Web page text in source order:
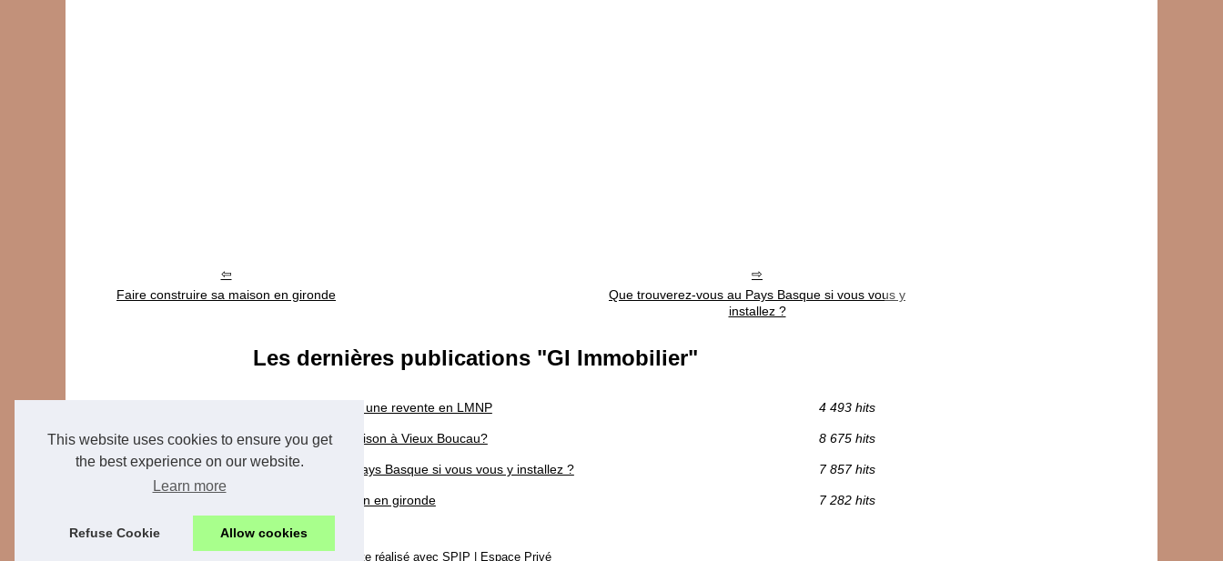
This website uses cookies to ensure you get
the best experience on our website.
Learn more
Refuse Cookie Allow cookies
Faire construire sa maison en gironde
Que trouverez-vous au Pays Basque si vous vous y
installez ?
Les dernières publications "GI Immobilier"
Nos conseils pour réussir une revente en LMNP 4 493 hits
26/9/2015 Pourquoi acheter une maison à Vieux Boucau? 8 675 hits
31/8/2015 Que trouverez-vous au Pays Basque si vous vous y installez ? 7 857 hits
Faire construire sa maison en gironde 7 282 hits
Site réalisé avec SPIP | Espace Privé